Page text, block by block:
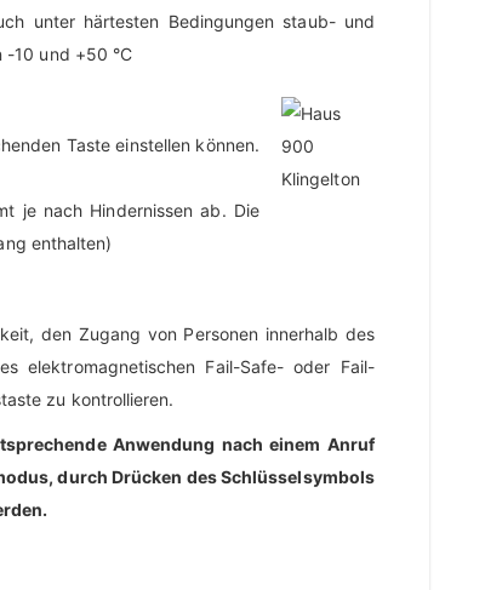
unter härtesten Bedingungen staub- und
-10 und +50 °C
Taste einstellen können.
je nach Hindernissen ab. Die
enthalten)
den Zugang von Personen innerhalb des
elektromagnetischen Fail-Safe- oder Fail-
zu kontrollieren.
Anwendung nach einem Anruf
durch Drücken des Schlüsselsymbols